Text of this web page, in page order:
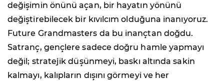
değişimin önünü açan, bir hayatın yönünü
değiştirebilecek bir kıvılcım olduğuna inanıyoruz.
Future Grandmasters da bu inançtan doğdu.
Satranç, gençlere sadece doğru hamle yapmayı
değil; stratejik düşünmeyi, baskı altında sakin
kalmayı, kalıpların dışını görmeyi ve her